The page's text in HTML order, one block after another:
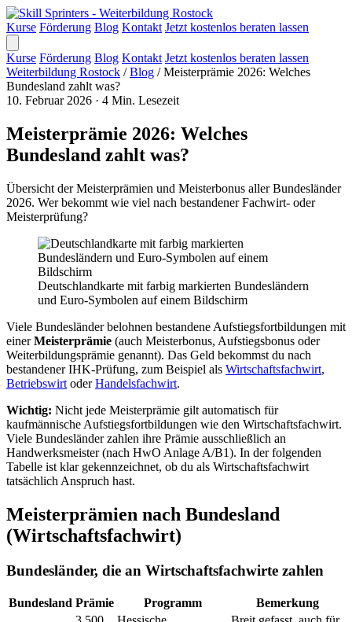
Kurse Förderung Blog Kontakt Jetzt kostenlos beraten lassen
Kurse Förderung Blog Kontakt Jetzt kostenlos beraten lassen
Weiterbildung Rostock / Blog / Meisterprämie 2026: Welches
Bundesland zahlt was?
10. Februar 2026 · 4 Min. Lesezeit
Meisterprämie 2026: Welches
Bundesland zahlt was?
Übersicht der Meisterprämien und Meisterbonus aller Bundesländer
2026. Wer bekommt wie viel nach bestandener Fachwirt- oder
Meisterprüfung?
Deutschlandkarte mit farbig markierten Bundesländern
und Euro-Symbolen auf einem Bildschirm
Viele Bundesländer belohnen bestandene Aufstiegsfortbildungen mit
einerMeisterprämie (auch Meisterbonus, Aufstiegsbonus oder
Weiterbildungsprämie genannt). Das Geld bekommst du nach
bestandener IHK-Prüfung, zum Beispiel als Wirtschaftsfachwirt,
Betriebswirt oderHandelsfachwirt.
Wichtig: Nicht jede Meisterprämie gilt automatisch für
kaufmännische Aufstiegsfortbildungen wie den Wirtschaftsfachwirt.
Viele Bundesländer zahlen ihre Prämie ausschließlich an
Handwerksmeister (nach HwO Anlage A/B1). In der folgenden
Tabelle ist klar gekennzeichnet, ob du als Wirtschaftsfachwirt
tatsächlich Anspruch hast.
Meisterprämien nach Bundesland
(Wirtschaftsfachwirt)
Bundesländer, die an Wirtschaftsfachwirte zahlen
Bundesland Prämie Programm
Bemerkung